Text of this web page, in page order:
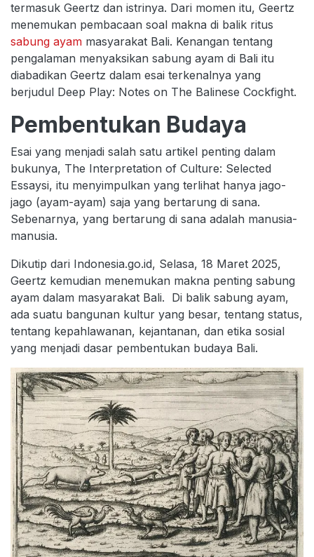
termasuk Geertz dan istrinya. Dari momen itu, Geertz
menemukan pembacaan soal makna di balik ritus
sabung ayam masyarakat Bali. Kenangan tentang
pengalaman menyaksikan sabung ayam di Bali itu
diabadikan Geertz dalam esai terkenalnya yang
berjudul Deep Play: Notes on The Balinese Cockfight.
Pembentukan Budaya
Esai yang menjadi salah satu artikel penting dalam
bukunya, The Interpretation of Culture: Selected
Essaysi, itu menyimpulkan yang terlihat hanya jago-
jago (ayam-ayam) saja yang bertarung di sana.
Sebenarnya, yang bertarung di sana adalah manusia-
manusia.
Dikutip dari Indonesia.go.id, Selasa, 18 Maret 2025,
Geertz kemudian menemukan makna penting sabung
ayam dalam masyarakat Bali. Di balik sabung ayam,
ada suatu bangunan kultur yang besar, tentang status,
tentang kepahlawanan, kejantanan, dan etika sosial
yang menjadi dasar pembentukan budaya Bali.